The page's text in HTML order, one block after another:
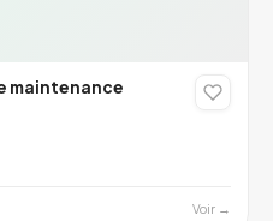
maintenance
Voir →